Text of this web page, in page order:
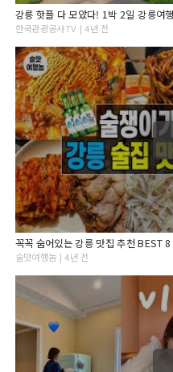
강릉 핫플 다 모았다! 1박 2일 강릉여
한국관광공사TV | 4년 전
술맛여행놈 | 4년 전